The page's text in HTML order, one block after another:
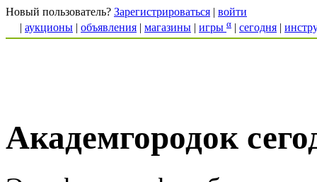
Новый пользователь? Зарегистрироваться | войти
| аукционы | объявления | магазины | игры α | сегодня |
Академгородок